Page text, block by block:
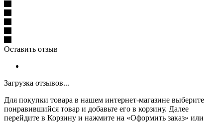
Оставить отзыв
Загрузка отзывов...
Для покупки товара в нашем интернет-магазине выберите
понравившийся товар и добавьте его в корзину. Далее
перейдите в Корзину и нажмите на «Оформить заказ» или